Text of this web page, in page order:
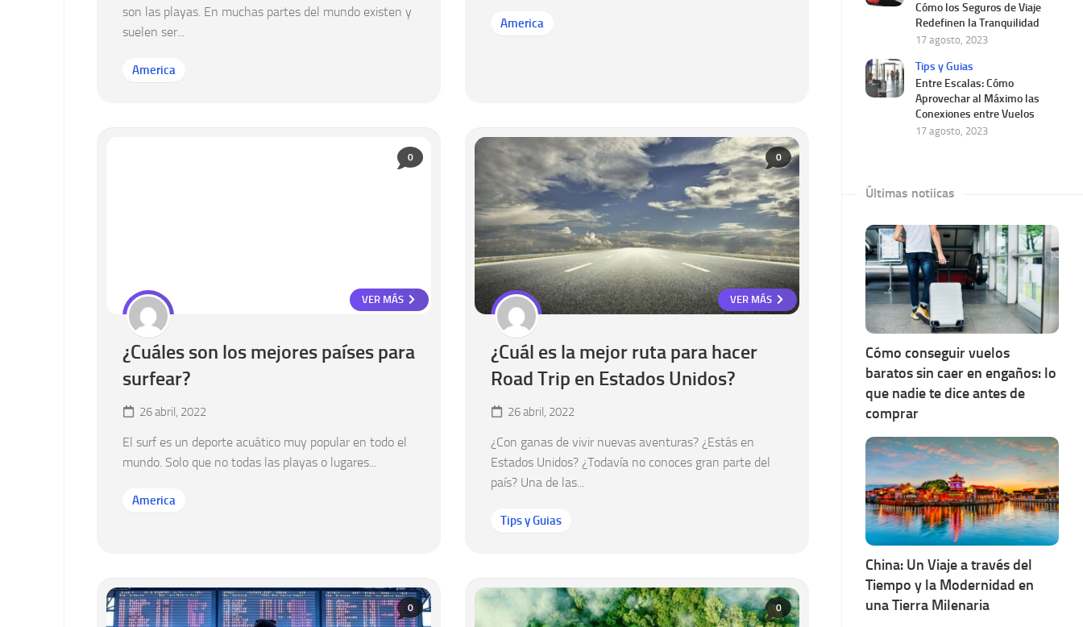
son las playas. En muchas partes del mundo existen y
suelen ser...
America
America
0
VER MÁS
¿Cuáles son los mejores países para
surfear?
26 abril, 2022
El surf es un deporte acuático muy popular en todo el
mundo. Solo que no todas las playas o lugares...
America
0
VER MÁS
¿Cuál es la mejor ruta para hacer
Road Trip en Estados Unidos?
26 abril, 2022
¿Con ganas de vivir nuevas aventuras? ¿Estás en
Estados Unidos? ¿Todavía no conoces gran parte del
país? Una de las...
Tips y Guias
0 0
Cómo los Seguros de Viaje
Redefinen la Tranquilidad
17 agosto, 2023
Tips y Guias
Entre Escalas: Cómo
Aprovechar al Máximo las
Conexiones entre Vuelos
17 agosto, 2023
Últimas notiicas
Cómo conseguir vuelos
baratos sin caer en engaños: lo
que nadie te dice antes de
comprar
China: Un Viaje a través del
Tiempo y la Modernidad en
una Tierra Milenaria